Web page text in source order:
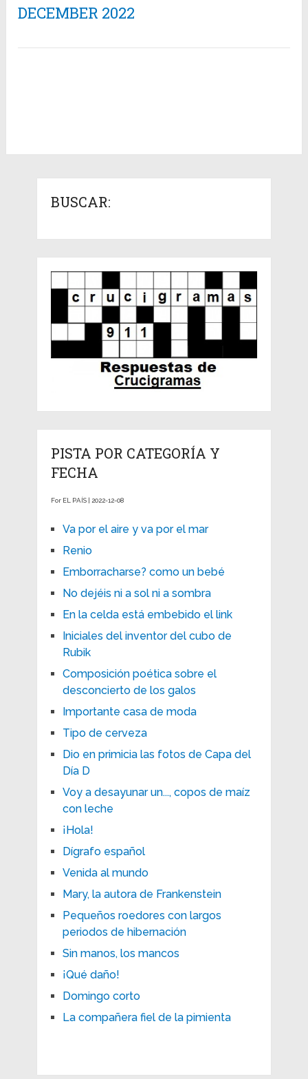
DECEMBER 2022
BUSCAR:
PISTA POR CATEGORÍA Y
FECHA
For EL PAÍS | 2022-12-08
Va por el aire y va por el mar
Renio
Emborracharse? como un bebé
No dejéis ni a sol ni a sombra
En la celda está embebido el link
Iniciales del inventor del cubo de
Rubik
Composición poética sobre el
desconcierto de los galos
Importante casa de moda
Tipo de cerveza
Dio en primicia las fotos de Capa del
Día D
Voy a desayunar un..., copos de maíz
con leche
¡Hola!
Dígrafo español
Venida al mundo
Mary, la autora de Frankenstein
Pequeños roedores con largos
periodos de hibernación
Sin manos, los mancos
¡Qué daño!
Domingo corto
La compañera fiel de la pimienta